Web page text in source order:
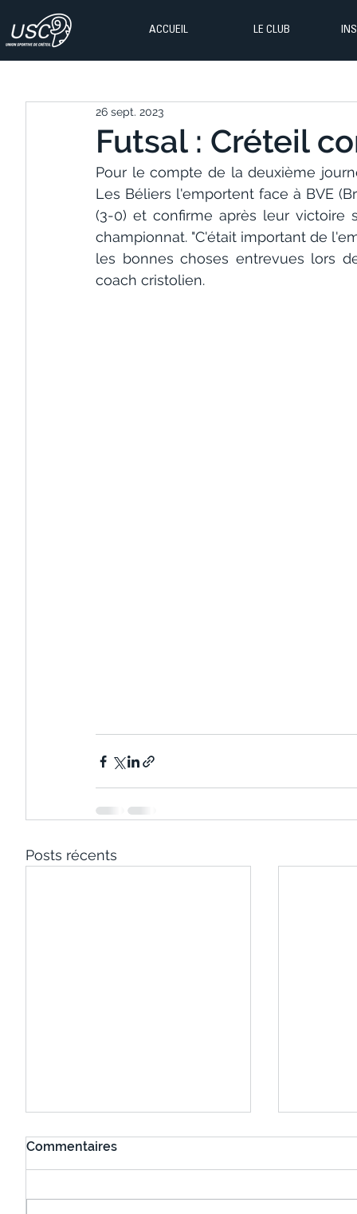
ACCUEIL LE CLUB
Futsal : Créteil
26 sept. 2023
Pour le compte de la deuxième
Les Béliers l'emportent face à BVE
(3-0) et confirme après leur victoire
championnat. "C'était important de
les bonnes choses entrevues lors
coach cristolien.
Posts récents
Commentaires